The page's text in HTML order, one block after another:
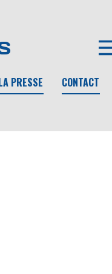
PRESSE CONTACT